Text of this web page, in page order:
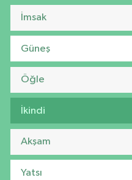
İmsak
Güneş
Öğle
İkindi
Akşam
Yatsı